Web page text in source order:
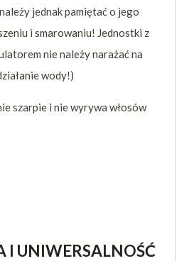
jednak pamiętać o jego
i smarowaniu! Jednostki z
nie należy narażać na
wody!)
szarpie i nie wyrywa włosów
I UNIWERSALNOŚĆ